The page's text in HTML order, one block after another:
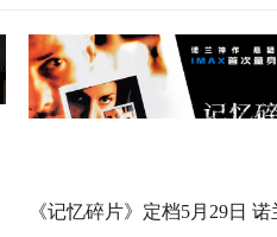
《记忆碎片》定档5月29日 诺